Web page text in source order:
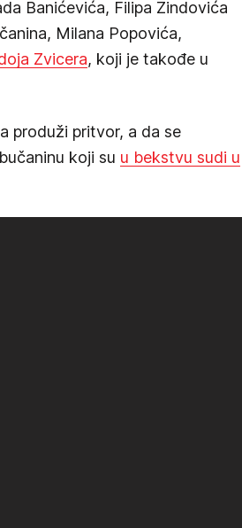
Banićevića, Filipa Zindovića
Milana Popovića,
Zvicera, koji je takođe u
produži pritvor, a da se
koji su u bekstvu sudi u